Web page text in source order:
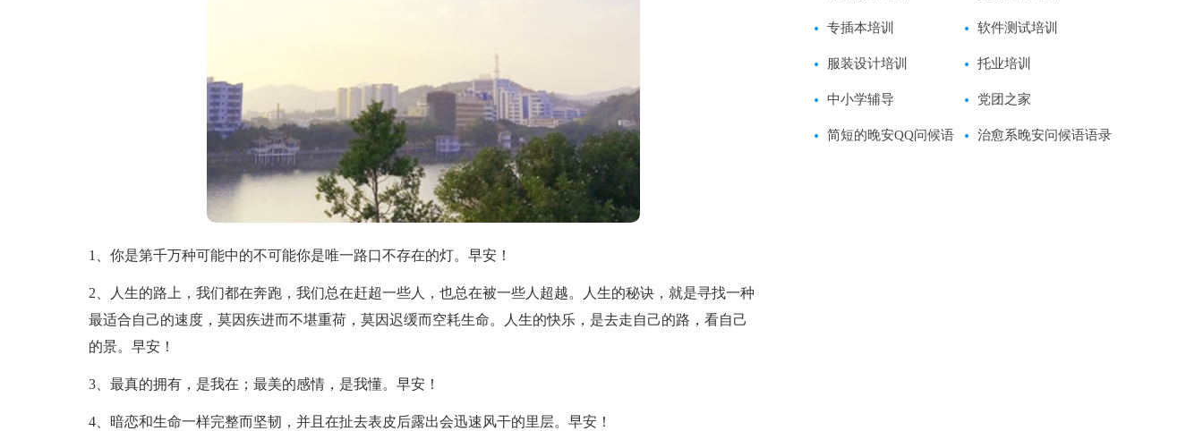
1、你是第千万种可能中的不可能你是唯一路口不存在的灯。早安！
2、人生的路上，我们都在奔跑，我们总在赶超一些人，也总在被一些人超越。人生的秘诀，就是寻找一种
最适合自己的速度，莫因疾进而不堪重荷，莫因迟缓而空耗生命。人生的快乐，是去走自己的路，看自己
的景。早安！
3、最真的拥有，是我在；最美的感情，是我懂。早安！
4、暗恋和生命一样完整而坚韧，并且在扯去表皮后露出会迅速风干的里层。早安！
专插本培训 软件测试培训
服装设计培训 托业培训
中小学辅导 党团之家
简短的晚安QQ问候语 治愈系晚安问候语语录